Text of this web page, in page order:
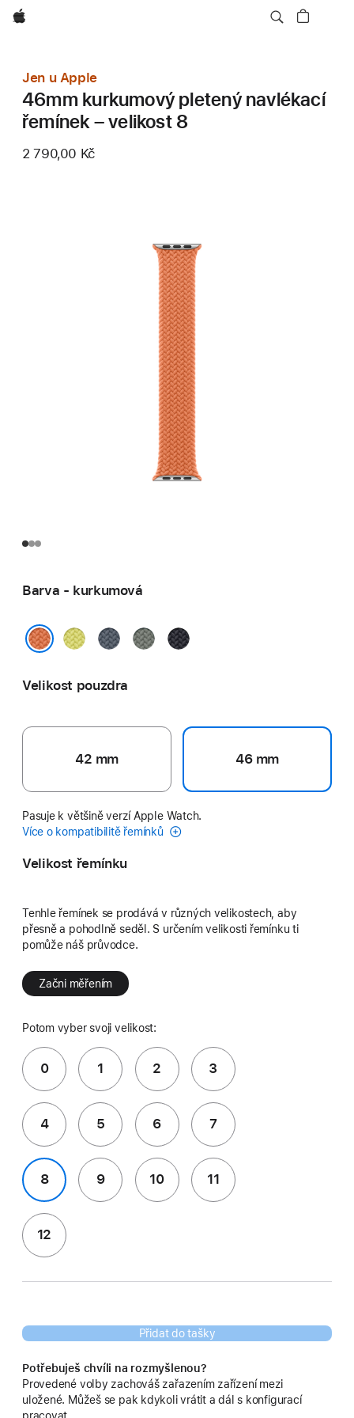
Apple
Jen u Apple
46mm kurkumový pletený navlékací
řemínek – velikost 8
2 790,00 Kč
Barva - kurkumová
neonověocelovězelenošedá
temně
Velikost pouzdra
42 mm 46 mm
Pasuje k většině verzí Apple Watch.
Více o kompatibilitě řemínků
Velikost řemínku
Tenhle řemínek se prodává v různých velikostech, aby
přesně a pohodlně seděl. S určením velikosti řemínku ti
pomůže náš průvodce.
Začni měřením
Potom vyber svoji velikost:
0 1 2 3
4 5 6 7
8 9 10 11
12
Přidat do tašky
Potřebuješ chvíli na rozmyšlenou?
Provedené volby zachováš zařazením zařízení mezi
uložené. Můžeš se pak kdykoli vrátit a dál s konfigurací
pracovat.